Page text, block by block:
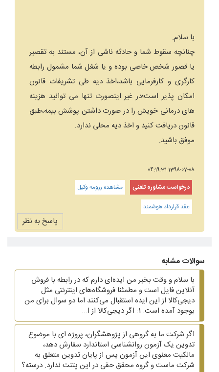
با سلام.
چنانچه سقوط شما و حادثه ناشی از آن، مستند به تقصیر
یا قصور شخص خاصی بوده و یا شغل شما مشمول رابطه
کارگری و کارفرمایی باشد،اخذ دیه طی تشریفات قانون
امکان پذیر است؛در غیر اینصورت تنها می توانید هزینه
های درمانی خویش را در صورت داشتن پوشش بیمه،طبق
قانون دریافت کنید و اخذ دیه محلی ندارد.
موفق باشید.
1398-07-08 04:19:31
درخواست مشاوره تلفنی
مشاهده رزومه وکیل
عقد قرارداد هوشمند
پاسخ به نظر
سوالات مشابه
با سلام و وقت بخیر من ایده‌ای دارم که در رابطه با فروش
آنلاین فایل است و مطمئنا فروشگاه‌های اینترنتی مثل
دیجی‌کالا از این ایده استقبال می‌کنند اما دو سوال برای من
بوجود آمده است. 1: اگر دیجی‌کالا از ا...
اگر شرکت ما به گروهی از پژوهشگران، پروژه ای با موضوع
تدوین یک آزمون روانشناسی استاندارد سفارش دهد،
مالکیت معنوی این آزمون پس از پایان تدوین متعلق به
شرکت ماست و گروه محقق حقی در این پتنت ندارد. درسته؟